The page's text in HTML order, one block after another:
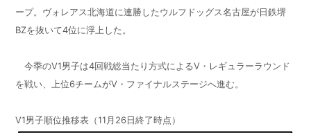
ープ。ヴォレアス北海道に連勝したウルフドッグス名古屋が日鉄堺
BZを抜いて4位に浮上した。
今季のV1男子は4回戦総当たり方式によるV ・レギュラーラウンド
を戦い、上位6チームがV ・ファイナルステージへ進む。
V1男子順位推移表（11 月26日終了時点）